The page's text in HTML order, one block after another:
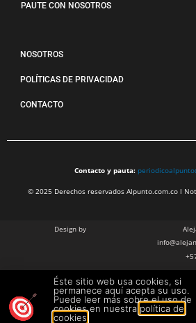
PAUTE CON NOSOTROS
NOSOTROS
POLÍTICAS DE PRIVACIDAD
CONTACTO
Contacto y pauta:
© 2025 Derechos reservados Alpunto.com.co l
Design by
Julian
+57
Éste sitio web usa cookies, si
permanece aquí acepta su uso.
Puede leer más sobre el uso de
cookies en nuestra política de
cookies